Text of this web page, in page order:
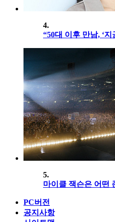
4.
“50대 이후 만남, ‘
5.
마이클 잭슨은 어떤
PC버전
공지사항